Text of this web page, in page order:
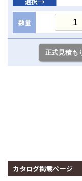
数量
カタログ掲載ページ